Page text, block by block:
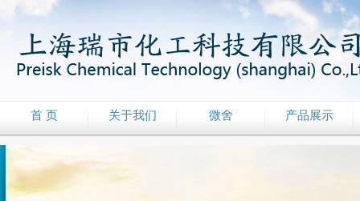
首 页 关于我们 微舍 产品展示